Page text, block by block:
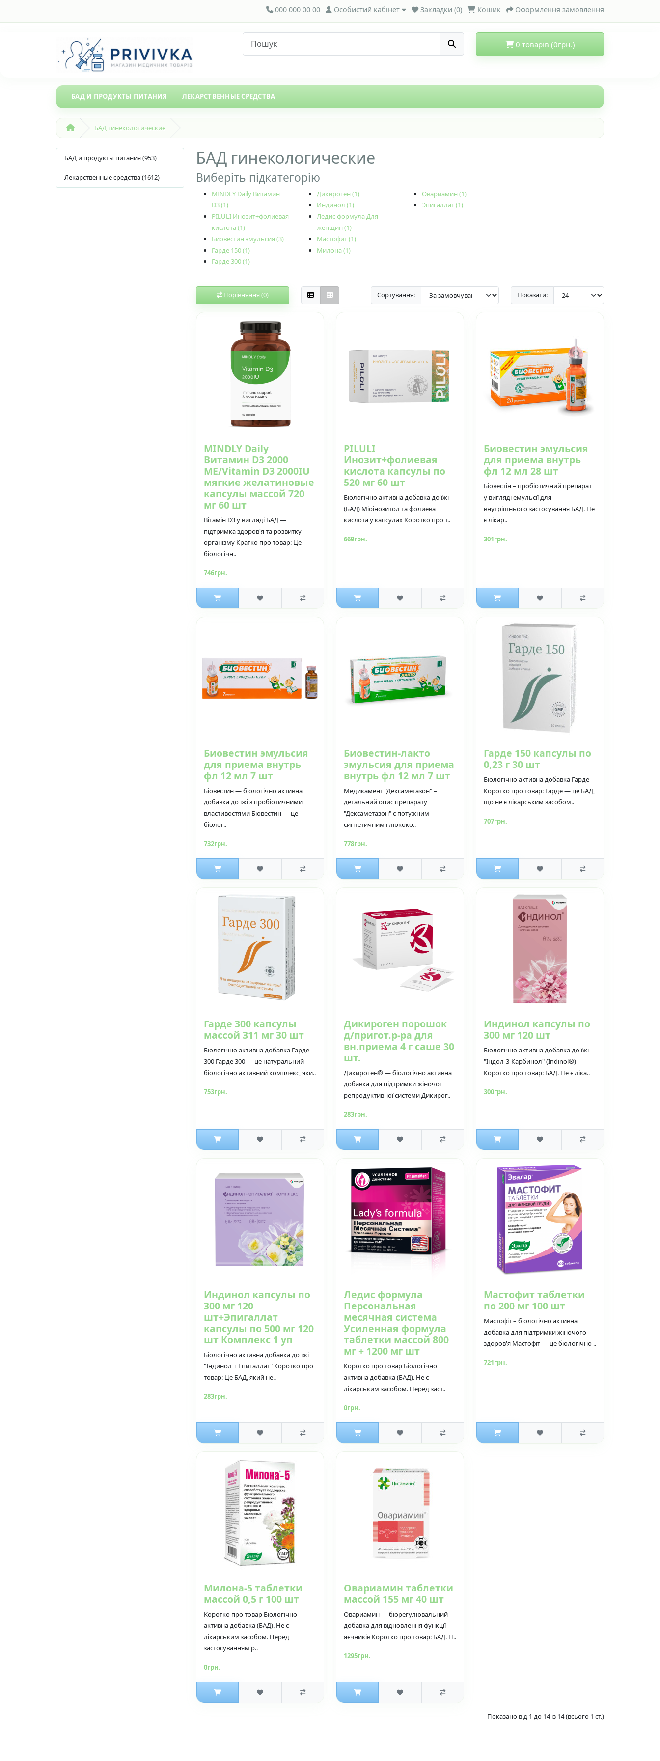
000 000 00 00 Особистий кабінет Закладки (0) Кошик Оформлення замовлення
0 товарів (0грн.)
БАД И ПРОДУКТЫ ПИТАНИЯ ЛЕКАРСТВЕННЫЕ СРЕДСТВА
БАД гинекологические
БАД и продукты питания (953)
Лекарственные средства (1612)
БАД гинекологические
Виберіть підкатегорію
MINDLY Daily Витамин
D3 (1)
PILULI Инозит+фолиевая
кислота (1)
Биовестин эмульсия (3)
Гарде 150 (1)
Гарде 300 (1)
Дикироген (1)
Индинол (1)
Ледис формула Для
женщин (1)
Мастофит (1)
Милона (1)
Овариамин (1)
Эпигаллат (1)
Порівняння (0) Сортування: Показати:
MINDLY Daily
Витамин D3 2000
МЕ/Vitamin D3 2000IU
мягкие желатиновые
капсулы массой 720
мг 60 шт
Вітамін D3 у вигляді БАД —
підтримка здоров'я та розвитку
організму Кратко про товар: Це
біологічн..
746грн.
PILULI
Инозит+фолиевая
кислота капсулы по
520 мг 60 шт
Біологічно активна добавка до їжі
(БАД) Міоінозитол та фолиева
кислота у капсулах Коротко про т..
669грн.
Биовестин эмульсия
для приема внутрь
фл 12 мл 28 шт
Біовестін – пробіотичний препарат
у вигляді емульсії для
внутрішнього застосування БАД. Не
є лікар..
301грн.
Биовестин эмульсия
для приема внутрь
фл 12 мл 7 шт
Біовестин — біологічно активна
добавка до їжі з пробіотичними
властивостями Біовестин — це
біолог..
732грн.
Биовестин-лакто
эмульсия для приема
внутрь фл 12 мл 7 шт
Медикамент "Дексаметазон" –
детальний опис препарату
"Дексаметазон" є потужним
синтетичним глюкоко..
778грн.
Гарде 150 капсулы по
0,23 г 30 шт
Біологічно активна добавка Гарде
Коротко про товар: Гарде — це БАД,
що не є лікарським засобом..
707грн.
Гарде 300 капсулы
массой 311 мг 30 шт
Біологічно активна добавка Гарде
300 Гарде 300 — це натуральний
біологічно активний комплекс, яки..
753грн.
Дикироген порошок
д/пригот.р-ра для
вн.приема 4 г саше 30
шт.
Дикироген® — біологічно активна
добавка для підтримки жіночої
репродуктивної системи Дикирог..
283грн.
Индинол капсулы по
300 мг 120 шт
Біологічно активна добавка до їжі
"Індол-3-Карбинол" (Indinol®)
Коротко про товар: БАД. Не є ліка..
300грн.
Индинол капсулы по
300 мг 120
шт+Эпигаллат
капсулы по 500 мг 120
шт Комплекс 1 уп
Біологічно активна добавка до їжі
"Індинол + Епигаллат" Коротко про
товар: Це БАД, який не..
283грн.
Ледис формула
Персональная
месячная система
Усиленная формула
таблетки массой 800
мг + 1200 мг шт
Коротко про товар Біологічно
активна добавка (БАД). Не є
лікарським засобом. Перед заст..
0грн.
Мастофит таблетки
по 200 мг 100 шт
Мастофіт – біологічно активна
добавка для підтримки жіночого
здоров'я Мастофіт — це біологічно ..
721грн.
Милона-5 таблетки
массой 0,5 г 100 шт
Коротко про товар Біологічно
активна добавка (БАД). Не є
лікарським засобом. Перед
застосуванням р..
0грн.
Овариамин таблетки
массой 155 мг 40 шт
Овариамин — біорегулювальний
добавка для відновлення функції
яєчників Коротко про товар: БАД. Н..
1295грн.
Показано від 1 до 14 із 14 (всього 1 ст.)